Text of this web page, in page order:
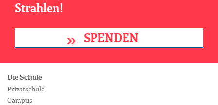
Strahlen!
SPENDEN
Die Schule
Privatschule
Campus